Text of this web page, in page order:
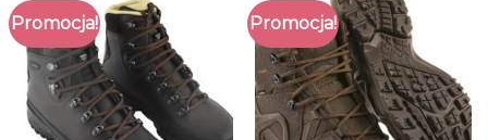
Promocja! Promocja!